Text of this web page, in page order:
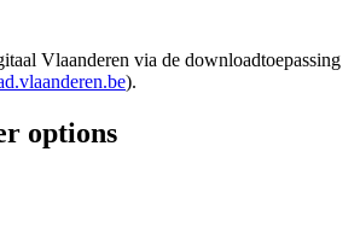
Vlaanderen via de downloadtoepassing
).
options